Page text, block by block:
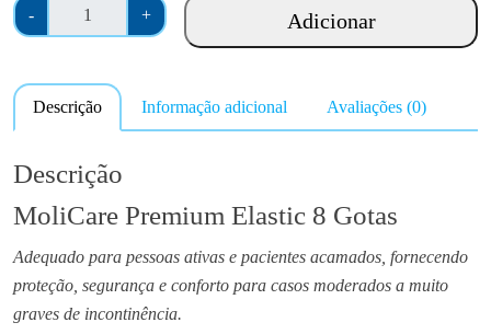
9
o
u
-
Q
u
n
i
d
a
d
d
e
M
+ Adicionar
Descrição Informação adicional Avaliações (0)
Descrição
MoliCare ​Premium Elastic 8 Gotas
Adequado para pessoas ativas e pacientes acamados, fornecendo
proteção, segurança e conforto para casos moderados a muito
graves de incontinência.